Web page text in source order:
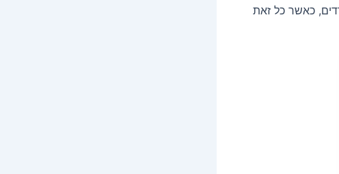
כאשר כל זאת